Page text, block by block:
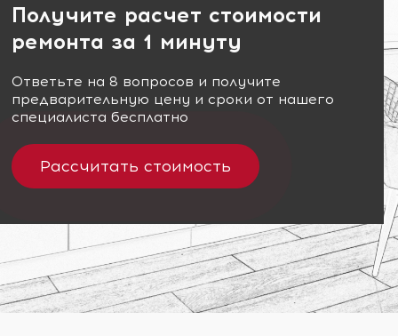
Получите расчет стоимости
ремонта за 1 минуту
Ответьте на 8 вопросов и получите
предварительную цену и сроки от нашего
специалиста бесплатно
Рассчитать стоимость